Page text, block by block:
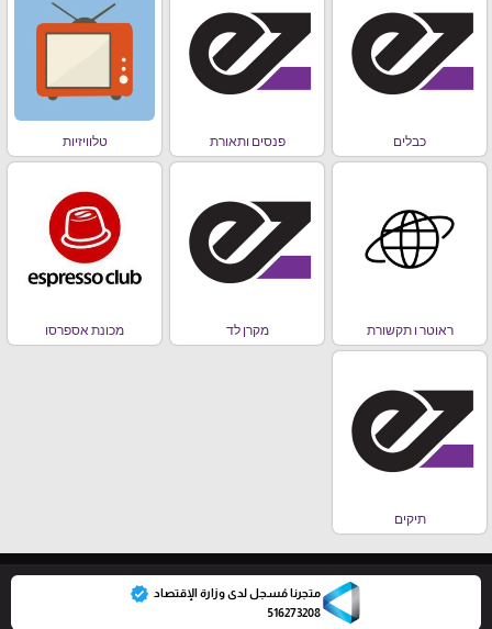
כבלים פנסים ותאורת טלוויזיות
ראוטר ו תקשורת מקרן לד מכונת אספרסו
תיקים
متجرنا مُسجل لدى وزارة الإقتصاد verified
516273208